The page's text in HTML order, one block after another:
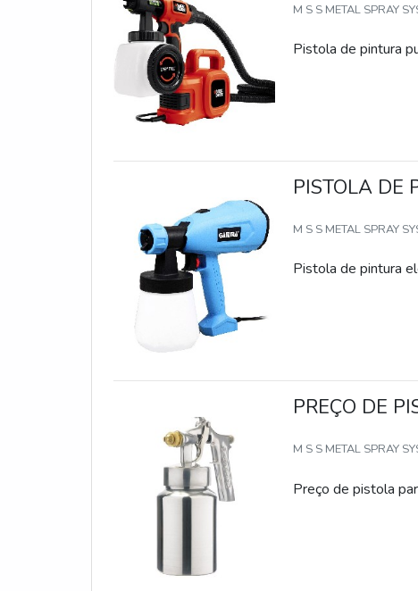
M S S METAL SPRAY
Pistola de pintura
PISTOLA DE
M S S METAL SPRAY
Pistola de pintura
PREÇO DE
M S S METAL SPRAY
Preço de pistola